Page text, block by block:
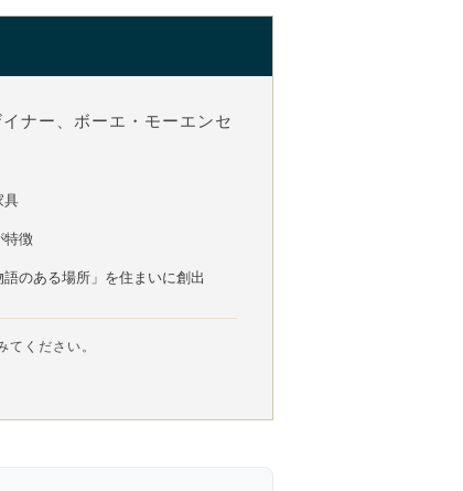
ナー、ボーエ・モーエンセ
具
特徴
のある場所」を住まいに創出
ください。